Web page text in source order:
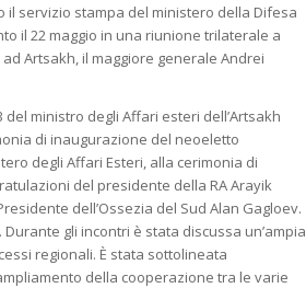
il servizio stampa del ministero della Difesa
il 22 maggio in una riunione trilaterale a
Artsakh, il maggiore generale Andrei
ministro degli Affari esteri dell’Artsakh
di inaugurazione del neoeletto
degli Affari Esteri, alla cerimonia di
del presidente della RA Arayik
dell’Ossezia del Sud Alan Gagloev.
gli incontri è stata discussa un’ampia
regionali. È stata sottolineata
della cooperazione tra le varie